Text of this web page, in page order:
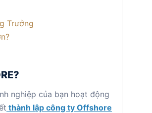
Trưởng
nghiệp của bạn hoạt động
thành lập công ty Offshore